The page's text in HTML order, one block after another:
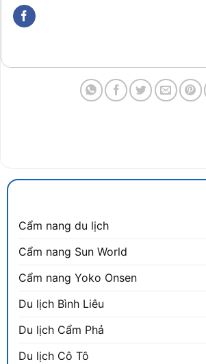
Cẩm nang du lịch
Cẩm nang Sun World
Cẩm nang Yoko Onsen
Du lịch Bình Liêu
Du lịch Cẩm Phả
Du lịch Cô Tô